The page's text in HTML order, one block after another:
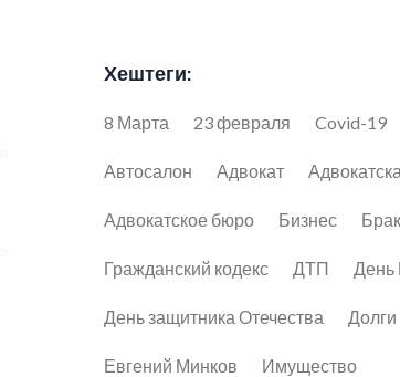
Хештеги:
8 Марта 23 февраля Covid-19
Автосалон Адвокат
Адвокатское бюро Бизнес Брак
Гражданский кодекс ДТП День
День защитника Отечества Долги
Евгений Минков Имущество